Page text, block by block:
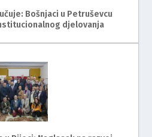
Bošnjaci u Petruševcu
djelovanja